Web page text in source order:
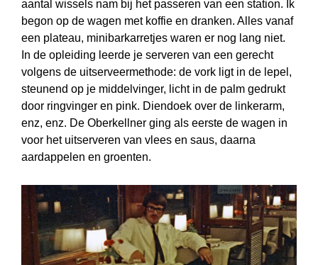
aantal wissels nam bij het passeren van een station. Ik
begon op de wagen met koffie en dranken. Alles vanaf
een plateau, minibar­karretjes waren er nog lang niet.
In de opleiding leerde je serveren van een gerecht
volgens de uitserveermethode: de vork ligt in de lepel,
steunend op je middelvinger, licht in de palm gedrukt
door ringvinger en pink. Diendoek over de linkerarm,
enz, enz. De Oberkellner ging als eerste de wagen in
voor het uitserveren van vlees en saus, daarna
aardappelen en groenten.